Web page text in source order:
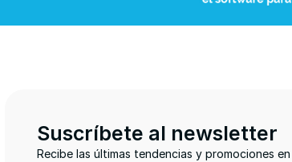
Suscríbete al newsletter
Recibe las últimas tendencias y promociones en